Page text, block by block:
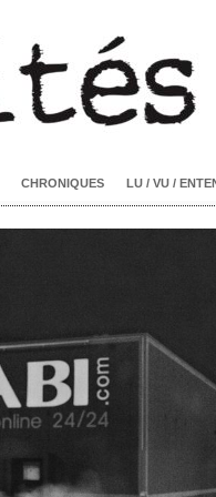
CHRONIQUES LU / VU /